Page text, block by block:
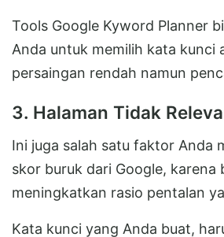
Tools Google Kyword Planner
Anda untuk memilih kata kunci
persaingan rendah namun
3. Halaman Tidak
Ini juga salah satu faktor Anda
skor buruk dari Google, karena
meningkatkan rasio pentalan
Kata kunci yang Anda buat,